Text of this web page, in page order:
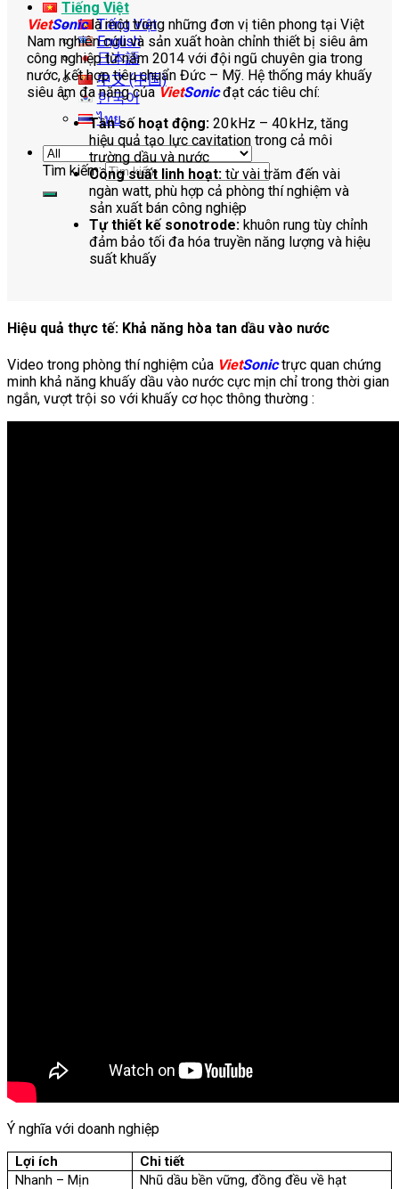
Tiếng Việt
Tiếng Việt
English
日本語
中文 (中国)
한국어
ไทย
Tìm kiếm:
VietSoniclà một trong những đơn vị tiên phong tại Việt
Nam nghiên cứu và sản xuất hoàn chỉnh thiết bị siêu âm
công nghiệp từ năm 2014 với đội ngũ chuyên gia trong
nước, kết hợp tiêu chuẩn Đức – Mỹ. Hệ thống máy khuấy
siêu âm đa năng của VietSonicđạt các tiêu chí:
Tần số hoạt động:20 kHz – 40 kHz, tăng
hiệu quả tạo lực cavitation trong cả môi
trường dầu và nước
Công suất linh hoạt:từ vài trăm đến vài
ngàn watt, phù hợp cả phòng thí nghiệm và
sản xuất bán công nghiệp
Tự thiết kế sonotrode:khuôn rung tùy chỉnh
đảm bảo tối đa hóa truyền năng lượng và hiệu
suất khuấy
Hiệu quả thực tế: Khả năng hòa tan dầu vào nước
Video trong phòng thí nghiệm của VietSonictrực quan chứng
minh khả năng khuấy dầu vào nước cực mịn chỉ trong thời gian
ngắn, vượt trội so với khuấy cơ học thông thường :
Ý nghĩa với doanh nghiệp
Lợi ích
Chi tiết
Nhanh – Mịn
Nhũ dầu bền vững, đồng đều về hạt